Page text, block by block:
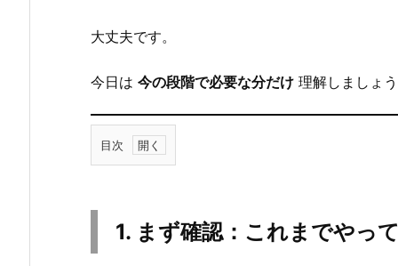
大丈夫です。
今日は 今の段階で必要な分だけ 理解しましょう
目次
1.
ず
1. まず確認：これまでやっ